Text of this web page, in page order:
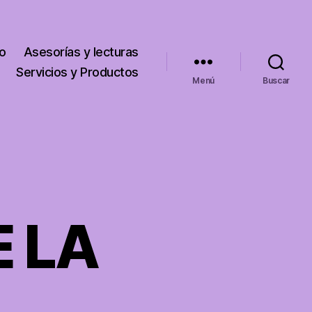
Asesorías y lecturas
Servicios y Productos
Menú Buscar
LA